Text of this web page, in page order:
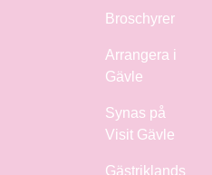
Broschyrer
Arrangera i
Gävle
Synas på
Visit Gävle
Gästriklands